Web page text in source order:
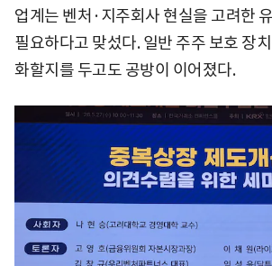
업계는 벤처·지주회사 현실을 고려한
필요하다고 맞섰다. 일반 주주 보호 장
화할지를 두고도 공방이 이어졌다.